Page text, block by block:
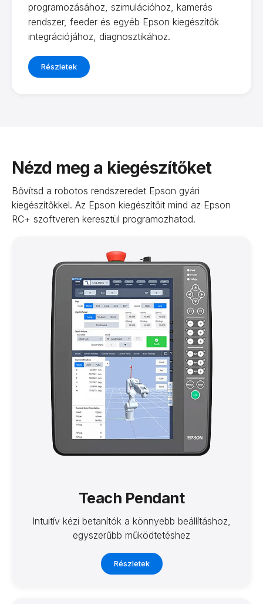
programozásához, szimulációhoz, kamerás
rendszer, feeder és egyéb Epson kiegészítők
integrációjához, diagnosztikához.
Részletek
Nézd meg a kiegészítőket
Bővítsd a robotos rendszeredet Epson gyári
kiegészítőkkel. Az Epson kiegészítőit mind az Epson
RC+ szoftveren keresztül programozhatod.
Teach Pendant
Intuitív kézi betanítók a könnyebb beállításhoz,
egyszerűbb működtetéshez
Részletek